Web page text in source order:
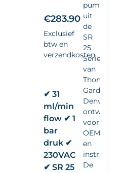
€283.90
Exclusief
btw en
verzendkosten.
✔ 31
ml/min
flow ✔ 1
bar
druk ✔
230VAC
✔ SR 25
pump
uit
de
SR
25
Series
van
Thomas
Gardner
Denver,
ontwikkeld
voor
OEM-
en
De